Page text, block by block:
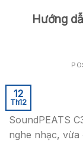
Hướng
12
Th12
SoundPEATS
nghe nhạc,